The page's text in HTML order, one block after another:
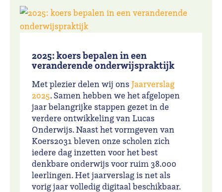
2025: koers bepalen in een
veranderende onderwijspraktijk
Met plezier delen wij ons Jaarverslag
2025. Samen hebben we het afgelopen
jaar belangrijke stappen gezet in de
verdere ontwikkeling van Lucas
Onderwijs. Naast het vormgeven van
Koers2031 bleven onze scholen zich
iedere dag inzetten voor het best
denkbare onderwijs voor ruim 38.000
leerlingen. Het jaarverslag is net als
vorig jaar volledig digitaal beschikbaar.